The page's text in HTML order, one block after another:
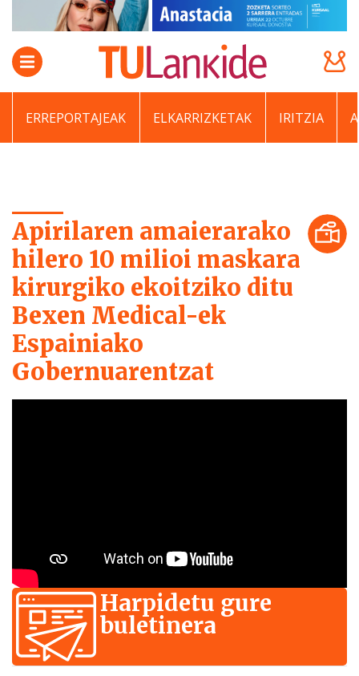
ERREPORTAJEAK ELKARRIZKETAK IRITZIA
Apirilaren amaierarako
hilero 10 milioi maskara
kirurgiko ekoitziko ditu
Bexen Medical-ek
Espainiako
Gobernuarentzat
Harpidetu gure
buletinera